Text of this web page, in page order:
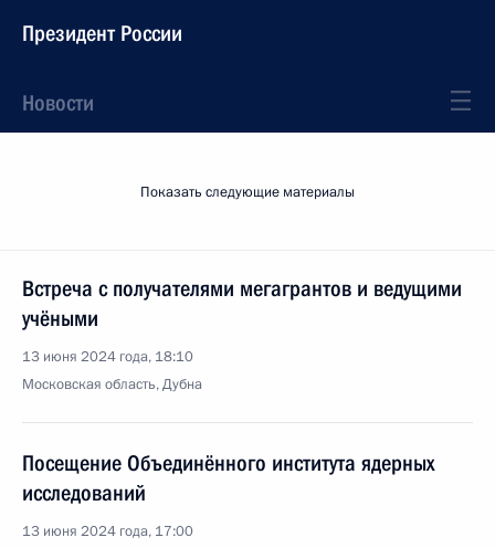
Президент России
Новости
Показать следующие материалы
Встреча с получателями мегагрантов и ведущими
учёными
13 июня 2024 года, 18:10
Московская область, Дубна
Посещение Объединённого института ядерных
исследований
13 июня 2024 года, 17:00